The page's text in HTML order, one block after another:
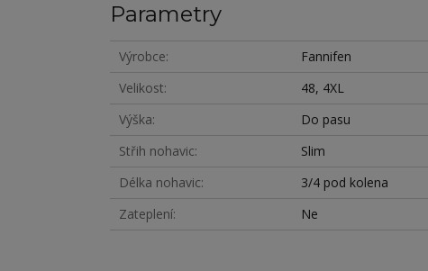
Parametry
Výrobce
Fannifen
Velikost
48, 4XL
Výška
Do pasu
Střih nohavic
Slim
Délka nohavic
3/4 pod kolena
Zateplení
Ne